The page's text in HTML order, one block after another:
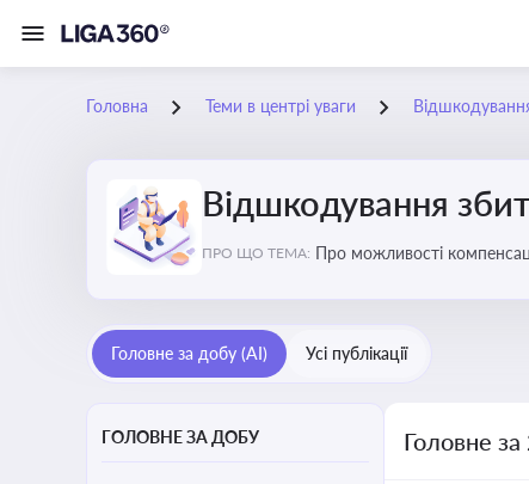
Головна Теми в центрі уваги
Відшкодування
ПРО ЩО ТЕМА: Про можливості
Головне за добу (AI) Усі публікації
ГОЛОВНЕ ЗА ДОБУ Головне